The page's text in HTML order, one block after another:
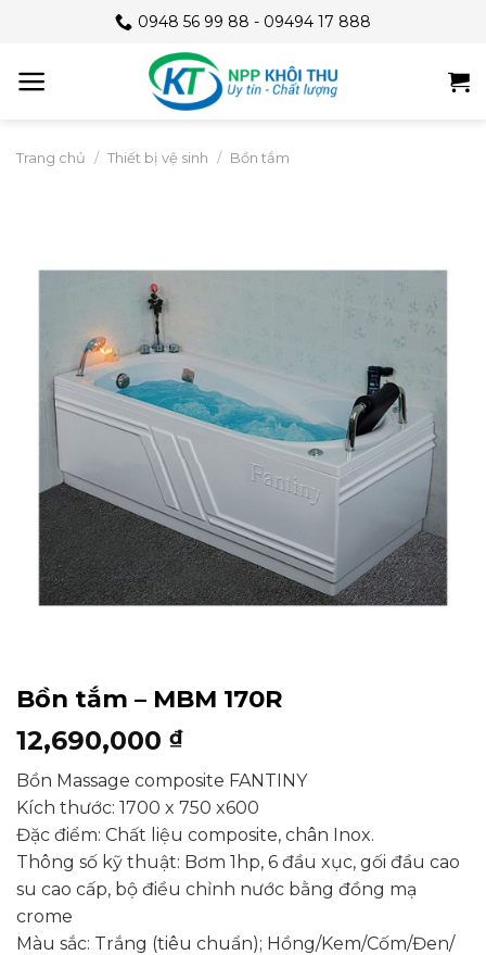
content
0948 56 99 88 - 09494 17 888
Trang chủ / Thiết bị vệ sinh / Bồn tắm
Bồn tắm – MBM 170R
12,690,000 ₫
Bồn Massage composite FANTINY
Kích thước: 1700 x 750 x600
Đặc điểm: Chất liệu composite, chân Inox.
Thông số kỹ thuật: Bơm 1hp, 6 đầu xục, gối đầu cao
su cao cấp, bộ điều chỉnh nước bằng đồng mạ
crome
Màu sắc: Trắng (tiêu chuẩn); Hồng/Kem/Cốm/Đen/